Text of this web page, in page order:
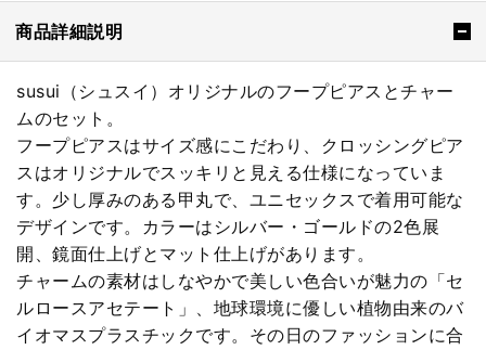
商品詳細説明
susui（シュスイ）オリジナルのフープピアスとチャー
ムのセット。
フープピアスはサイズ感にこだわり、クロッシングピア
スはオリジナルでスッキリと見える仕様になっていま
す。少し厚みのある甲丸で、ユニセックスで着用可能な
デザインです。カラーはシルバー・ゴールドの2色展
開、鏡面仕上げとマット仕上げがあります。
チャームの素材はしなやかで美しい色合いが魅力の「セ
ルロースアセテート」、地球環境に優しい植物由来のバ
イオマスプラスチックです。その日のファッションに合